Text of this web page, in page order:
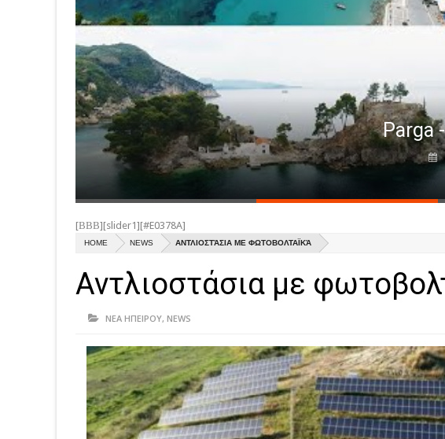
Parga
[ΒΒΒ][slider1][#E0378A]
HOME NEWS ΑΝΤΛΙΟΣΤΆΣΙΑ ΜΕ ΦΩΤΟΒΟΛΤΑΪΚΆ
Αντλιοστάσια με
ΝΕΑ ΗΠΕΙΡΟΥ, NEWS